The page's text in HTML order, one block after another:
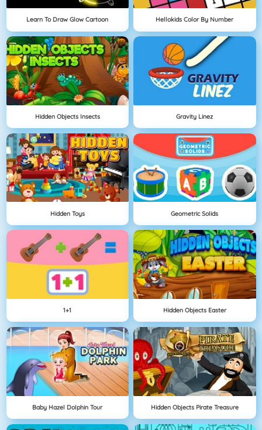
Learn To Draw Glow Cartoon Hellokids Color By Number
Hidden Objects Insects Gravity Linez
Hidden Toys Geometric Solids
1+1 Hidden Objects Easter
Baby Hazel Dolphin Tour Hidden Objects Pirate Treasure